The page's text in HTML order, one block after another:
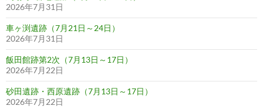
ン
2026年7月31日
車ヶ渕遺跡（7月21日～24日）
2026年7月31日
飯田館跡第2次（7月13日～17日）
2026年7月22日
砂田遺跡・西原遺跡（7月13日～17日）
2026年7月22日